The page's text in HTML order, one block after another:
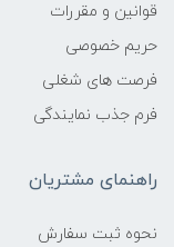
قوانین و مقررات
حریم خصوصی
فرصت های شغلی
فرم جذب نمایندگی
راهنمای مشتریان
نحوه ثبت سفارش